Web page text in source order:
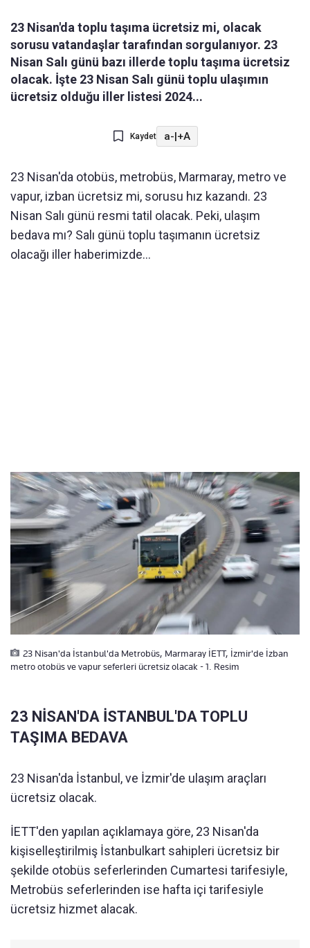
23 Nisan'da toplu taşıma ücretsiz mi, olacak
sorusu vatandaşlar tarafından sorgulanıyor. 23
Nisan Salı günü bazı illerde toplu taşıma ücretsiz
olacak. İşte 23 Nisan Salı günü toplu ulaşımın
ücretsiz olduğu iller listesi 2024...
Kaydet a-|+A
23 Nisan'da otobüs, metrobüs, Marmaray, metro ve
vapur, izban ücretsiz mi, sorusu hız kazandı. 23
Nisan Salı günü resmi tatil olacak. Peki, ulaşım
bedava mı? Salı günü toplu taşımanın ücretsiz
olacağı iller haberimizde...
23 Nisan'da İstanbul'da Metrobüs, Marmaray İETT, İzmir'de İzban
metro otobüs ve vapur seferleri ücretsiz olacak - 1. Resim
23 NİSAN'DA İSTANBUL'DA TOPLU
TAŞIMA BEDAVA
23 Nisan'da İstanbul, ve İzmir'de ulaşım araçları
ücretsiz olacak.
İETT'den yapılan açıklamaya göre, 23 Nisan'da
kişiselleştirilmiş İstanbulkart sahipleri ücretsiz bir
şekilde otobüs seferlerinden Cumartesi tarifesiyle,
Metrobüs seferlerinden ise hafta içi tarifesiyle
ücretsiz hizmet alacak.